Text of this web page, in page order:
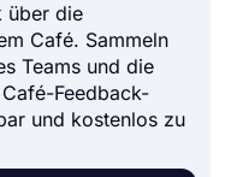
über die
Café. Sammeln
Teams und die
Feedback-
und kostenlos zu